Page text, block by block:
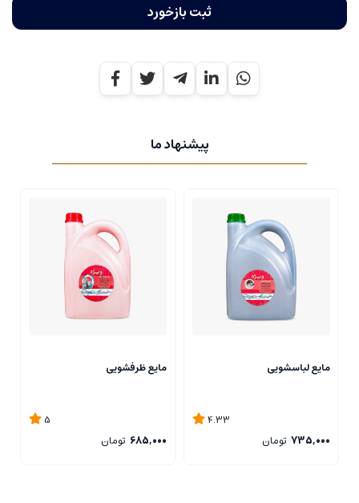
ثبت بازخورد
پیشنهاد ما
مایع لباسشویی
4.33
735,000 تومان
مایع ظرفشویی
5
685,000 تومان